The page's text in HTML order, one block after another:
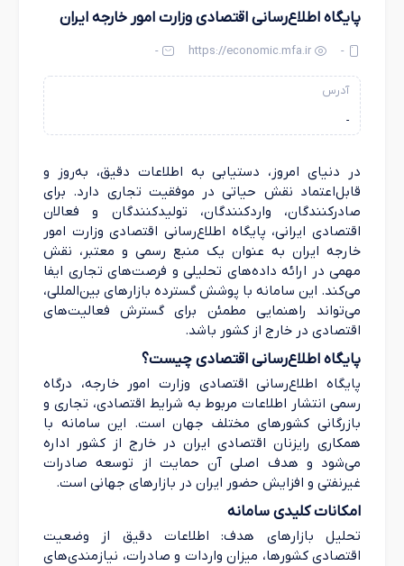
پایگاه اطلاع‌رسانی اقتصادی وزارت امور خارجه ایران
-
https://economic.mfa.ir
-
آدرس
-
در دنیای امروز، دستیابی به اطلاعات دقیق، به‌روز و
قابل‌اعتماد نقش حیاتی در موفقیت تجاری دارد. برای
صادرکنندگان، واردکنندگان، تولیدکنندگان و فعالان
اقتصادی ایرانی، پایگاه اطلاع‌رسانی اقتصادی وزارت امور
خارجه ایران به عنوان یک منبع رسمی و معتبر، نقش
مهمی در ارائه داده‌های تحلیلی و فرصت‌های تجاری ایفا
می‌کند. این سامانه با پوشش گسترده بازارهای بین‌المللی،
می‌تواند راهنمایی مطمئن برای گسترش فعالیت‌های
اقتصادی در خارج از کشور باشد.
پایگاه اطلاع‌رسانی اقتصادی چیست؟
پایگاه اطلاع‌رسانی اقتصادی وزارت امور خارجه، درگاه
رسمی انتشار اطلاعات مربوط به شرایط اقتصادی، تجاری و
بازرگانی کشورهای مختلف جهان است. این سامانه با
همکاری رایزنان اقتصادی ایران در خارج از کشور اداره
می‌شود و هدف اصلی آن حمایت از توسعه صادرات
غیرنفتی و افزایش حضور ایران در بازارهای جهانی است.
امکانات کلیدی سامانه
تحلیل بازارهای هدف: اطلاعات دقیق از وضعیت
اقتصادی کشورها، میزان واردات و صادرات، نیازمندی‌های